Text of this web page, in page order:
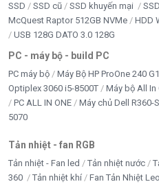
SSD SSD cũ SSD khuyến mại
McQuest Raptor 512GB NVMe
HDD
USB 128G DATO 3.0 128G
PC - máy bộ - build PC
PC máy bộ Máy Bộ HP ProOne 240
Optiplex 3060 i5-8500T
Máy bộ All In
PC ALL IN ONE
Máy chủ Dell R360-
5070
Tản nhiệt - fan RGB
Tản nhiệt - Fan led Tản nhiệt nước
360
Tản nhiệt khí Fan Tản Nhiệt